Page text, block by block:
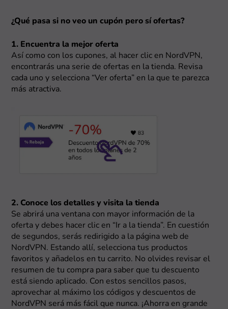
¿Qué pasa si no veo un cupón pero sí ofertas?
1. Encuentra la mejor oferta
Así como con los cupones, al hacer clic en NordVPN,
encontrarás una serie de ofertas en la tienda. Revisa
cada uno y selecciona “Ver oferta” en la que te parezca
más atractiva.
2. Conoce los detalles y visita la tienda
Se abrirá una ventana con mayor información de la
oferta y debes hacer clic en “Ir a la tienda”. En cuestión
de segundos, serás redirigido a la página web de
NordVPN. Estando allí, selecciona tus productos
favoritos y añadelos en tu carrito. No olvides revisar el
resumen de tu compra para saber que tu descuento
está siendo aplicado. Con estos sencillos pasos,
aprovechar al máximo los códigos y descuentos de
NordVPN será más fácil que nunca. ¡Ahorra en grande